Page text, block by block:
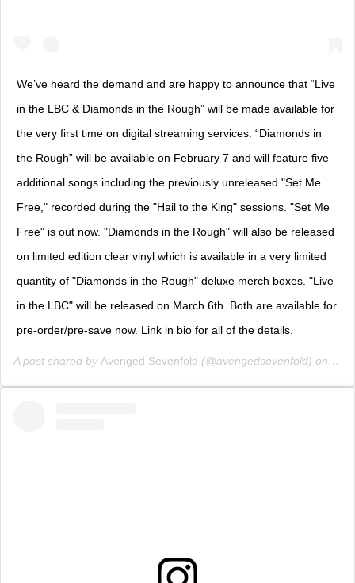
We’ve heard the demand and are happy to announce that “Live
in the LBC & Diamonds in the Rough” will be made available for
the very first time on digital streaming services. “Diamonds in
the Rough” will be available on February 7 and will feature five
additional songs including the previously unreleased "Set Me
Free," recorded during the "Hail to the King" sessions. "Set Me
Free" is out now. "Diamonds in the Rough" will also be released
on limited edition clear vinyl which is available in a very limited
quantity of "Diamonds in the Rough" deluxe merch boxes. "Live
in the LBC" will be released on March 6th. Both are available for
pre-order/pre-save now. Link in bio for all of the details.
A post shared by Avenged Sevenfold (@avengedsevenfold) on Jan